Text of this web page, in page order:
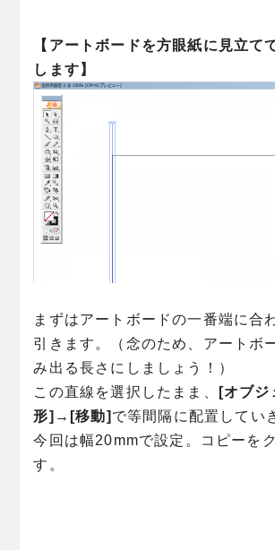
【アートボードを方眼紙に見立て
します】
まずはアートボードの一番端に合
引きます。（念のため、アートボ
み出る長さにしましょう！）
この直線を選択したまま、
[オブ
形]→[移動] で等間隔に配置してい
今回は幅20mmで設定。コピーを
す。